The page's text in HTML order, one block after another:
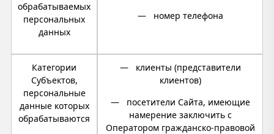
обрабатываемых
персональных
данных
— номер телефона
Категории
Субъектов,
персональные
данные которых
обрабатываются
— клиенты (представители
клиентов)
— посетители Сайта, имеющие
намерение заключить с
Оператором гражданско-правовой